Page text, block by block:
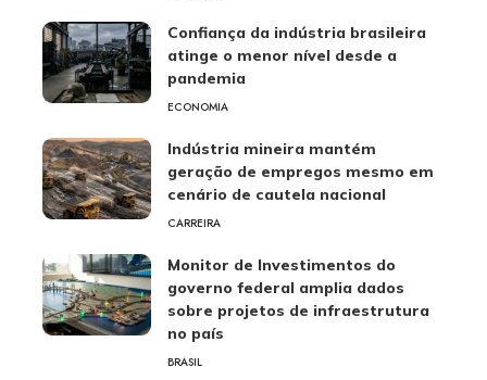
Confiança da indústria brasileira
atinge o menor nível desde a
pandemia
ECONOMIA
Indústria mineira mantém
geração de empregos mesmo em
cenário de cautela nacional
CARREIRA
Monitor de Investimentos do
governo federal amplia dados
sobre projetos de infraestrutura
no país
BRASIL